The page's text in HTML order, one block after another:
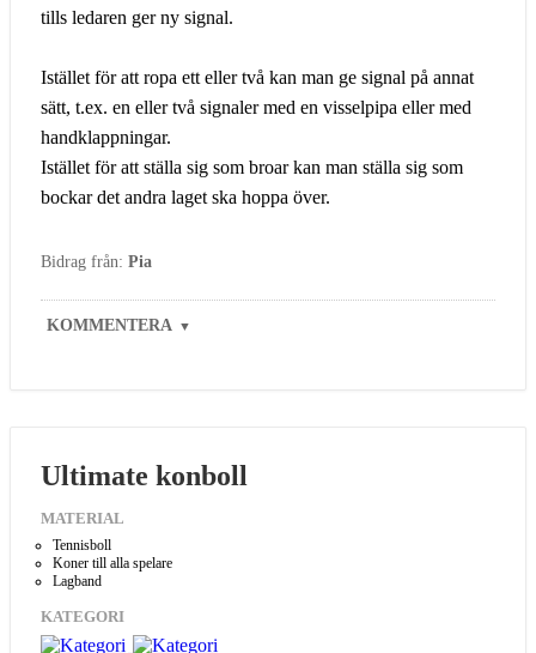
tills ledaren ger ny signal.
Istället för att ropa ett eller två kan man ge signal på annat
sätt, t.ex. en eller två signaler med en visselpipa eller med
handklappningar.
Istället för att ställa sig som broar kan man ställa sig som
bockar det andra laget ska hoppa över.
Bidrag från: Pia
KOMMENTERA ▼
Ultimate konboll
MATERIAL
Tennisboll
Koner till alla spelare
Lagband
KATEGORI